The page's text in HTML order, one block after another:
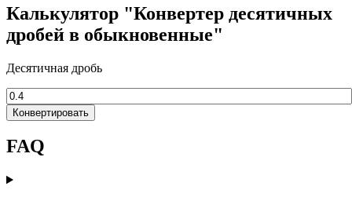
Калькулятор "Конвертер десятичных
дробей в обыкновенные"
Десятичная дробь
Конвертировать
FAQ